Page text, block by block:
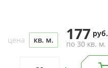
цена кв. м. 177 руб.
по 30 кв. м.